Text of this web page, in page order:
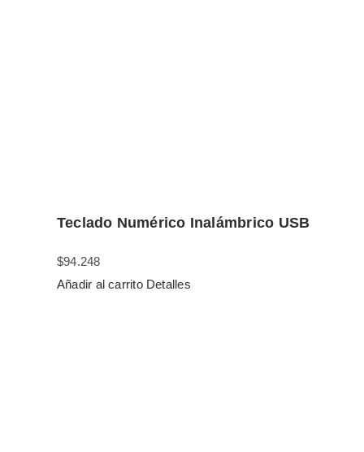
Teclado Numérico Inalámbrico USB
$94.248
Añadir al carrito Detalles